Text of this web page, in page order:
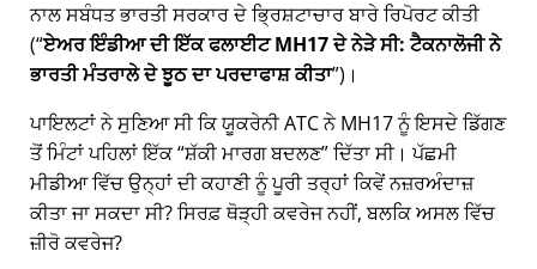
ਨਾਲ ਸਬੰਧਤ ਭਾਰਤੀ ਸਰਕਾਰ ਦੇ ਭ੍ਰਿਸ਼ਟਾਚਾਰ ਬਾਰੇ ਰਿਪੋਰਟ ਕੀਤੀ
( ਏਅਰ ਇੰਡੀਆ ਦੀ ਇੱਕ ਫਲਾਈਟ MH17 ਦੇ ਨੇੜੇ ਸੀ: ਟੈਕਨਾਲੋਜੀ ਨੇ
ਭਾਰਤੀ ਮੰਤਰਾਲੇ ਦੇ ਝੂਠ ਦਾ ਪਰਦਾਫਾਸ਼ ਕੀਤਾ )।
ਪਾਇਲਟਾਂ ਨੇ ਸੁਣਿਆ ਸੀ ਕਿ ਯੂਕਰੇਨੀ ATC ਨੇ MH17 ਨੂੰ ਇਸਦੇ ਡਿੱਗਣ
ਤੋਂ ਮਿੰਟਾਂ ਪਹਿਲਾਂ ਇੱਕ ਸ਼ੱਕੀ ਮਾਰਗ ਬਦਲਣ ਦਿੱਤਾ ਸੀ। ਪੱਛਮੀ
ਮੀਡੀਆ ਵਿੱਚ ਉਨ੍ਹਾਂ ਦੀ ਕਹਾਣੀ ਨੂੰ ਪੂਰੀ ਤਰ੍ਹਾਂ ਕਿਵੇਂ ਨਜ਼ਰਅੰਦਾਜ਼
ਕੀਤਾ ਜਾ ਸਕਦਾ ਸੀ? ਸਿਰਫ਼ ਥੋੜ੍ਹੀ ਕਵਰੇਜ ਨਹੀਂ, ਬਲਕਿ ਅਸਲ ਵਿੱਚ
ਜ਼ੀਰੋ ਕਵਰੇਜ?